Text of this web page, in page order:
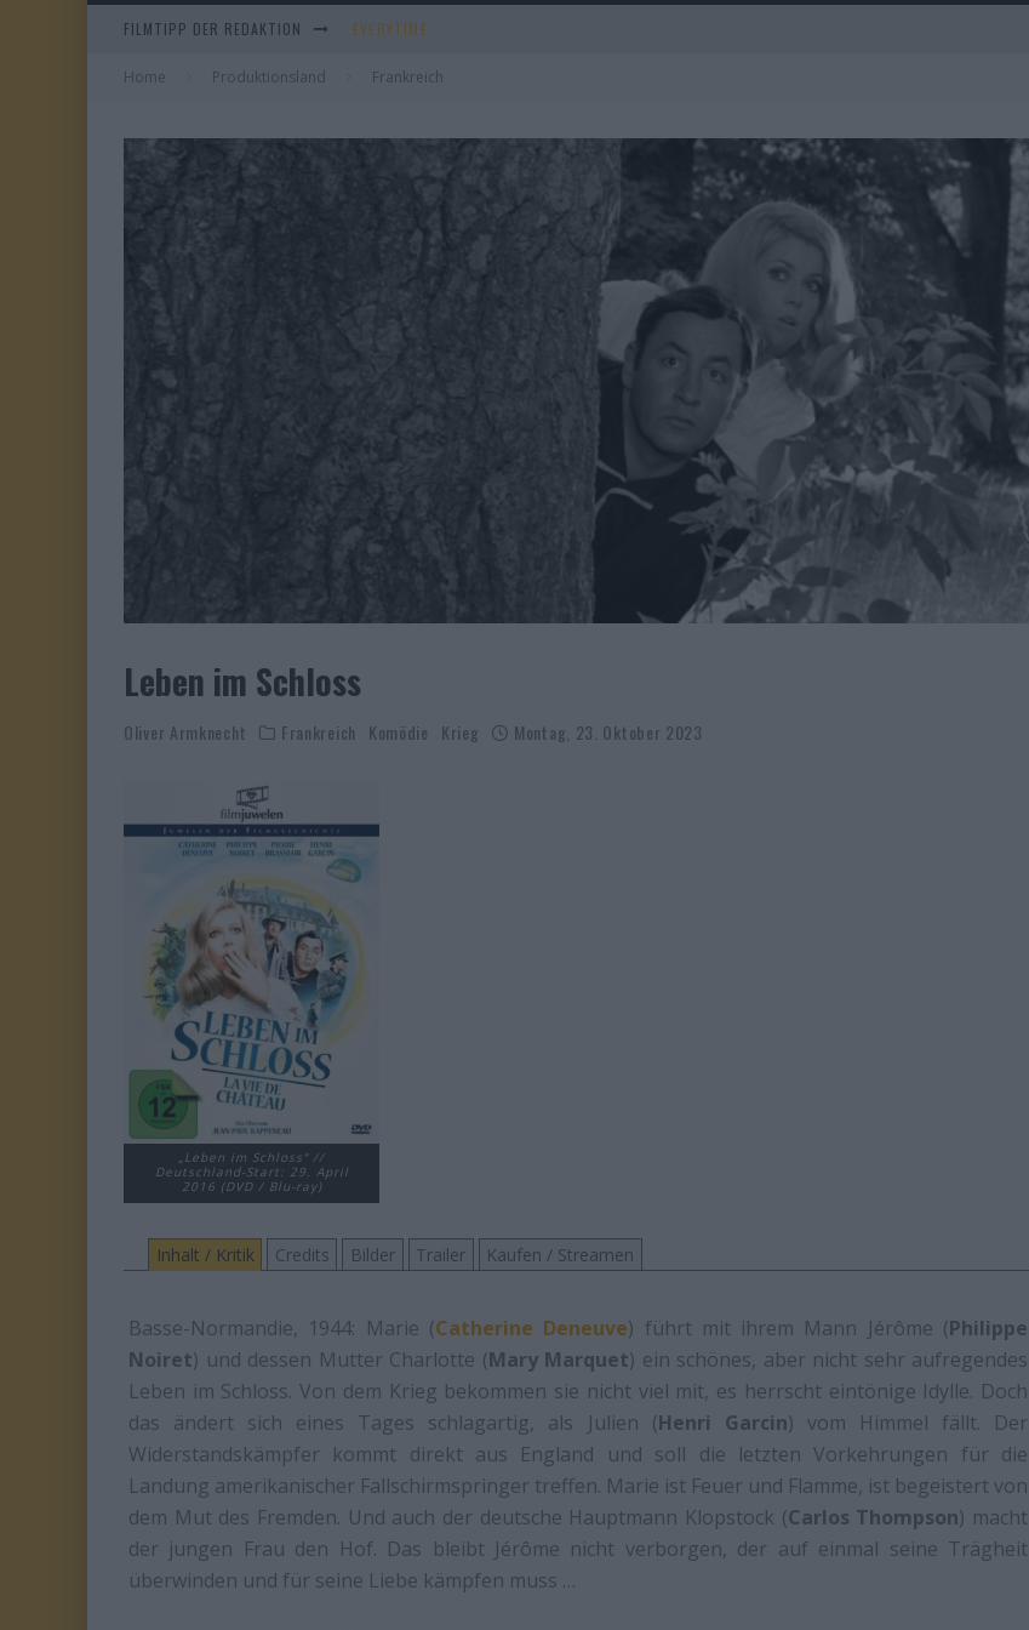
FILMTIPP DER REDAKTION EVERYTIME
WHAM! – 10 DAYS IN CHINA
Home Produktionsland Frankreich
Leben im Schloss
Oliver Armknecht Frankreich Komödie Krieg Montag, 23. Oktober 2023
„Leben im Schloss“ //
Deutschland-Start: 29. April
2016 (DVD / Blu-ray)
Inhalt / Kritik Credits Bilder Trailer Kaufen / Streamen
Basse-Normandie, 1944: Marie (Catherine Deneuve) führt mit ihrem Mann Jérôme (Philippe
Noiret) und dessen Mutter Charlotte (Mary Marquet) ein schönes, aber nicht sehr aufregendes
Leben im Schloss. Von dem Krieg bekommen sie nicht viel mit, es herrscht eintönige Idylle. Doch
das ändert sich eines Tages schlagartig, als Julien (Henri Garcin) vom Himmel fällt. Der
Widerstandskämpfer kommt direkt aus England und soll die letzten Vorkehrungen für die
Landung amerikanischer Fallschirmspringer treffen. Marie ist Feuer und Flamme, ist begeistert von
dem Mut des Fremden. Und auch der deutsche Hauptmann Klopstock (Carlos Thompson) macht
der jungen Frau den Hof. Das bleibt Jérôme nicht verborgen, der auf einmal seine Trägheit
überwinden und für seine Liebe kämpfen muss …